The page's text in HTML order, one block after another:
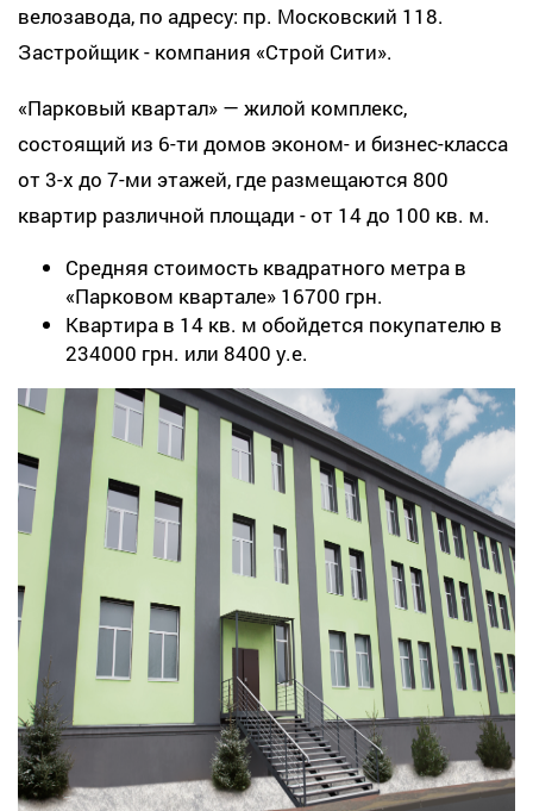
велозавода, по адресу: пр. Московский 118.
Застройщик - компания «Строй Сити».
«Парковый квартал» — жилой комплекс,
состоящий из 6-ти домов эконом- и бизнес-класса
от 3-х до 7-ми этажей, где размещаются 800
квартир различной площади - от 14 до 100 кв. м.
Средняя стоимость квадратного метра в
«Парковом квартале» 16700 грн.
Квартира в 14 кв. м обойдется покупателю в
234000 грн. или 8400 у.е.